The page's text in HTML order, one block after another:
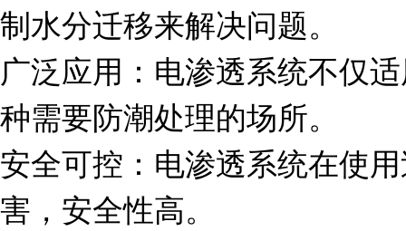
制水分迁移来解决问题。
广泛应用：电渗透系统不仅
种需要防潮处理的场所。
安全可控：电渗透系统在使
害，安全性高。